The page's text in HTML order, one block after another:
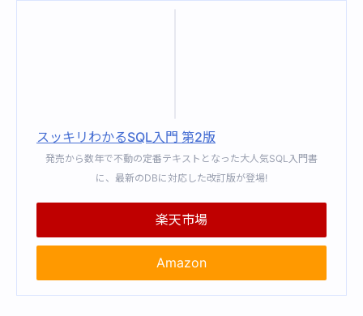
スッキリわかるSQL入門 第2版
発売から数年で不動の定番テキストとなった大人気SQL入門書
に、最新のDBに対応した改訂版が登場!
楽天市場
Amazon